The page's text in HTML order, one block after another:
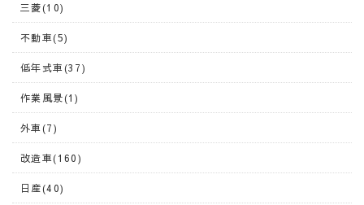
三菱(10)
不動車(5)
低年式車(37)
作業風景(1)
外車(7)
改造車(160)
日産(40)